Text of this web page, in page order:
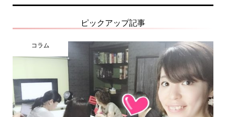
ピックアップ記事
コラム